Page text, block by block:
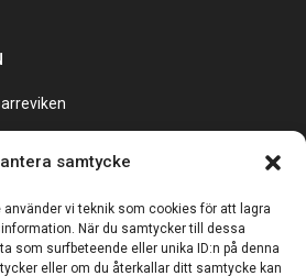
samtycke
använder vi teknik som cookies för att lagra
När du samtycker till dessa
som surfbeteende eller unika ID:n på denna
eller om du återkallar ditt samtycke kan